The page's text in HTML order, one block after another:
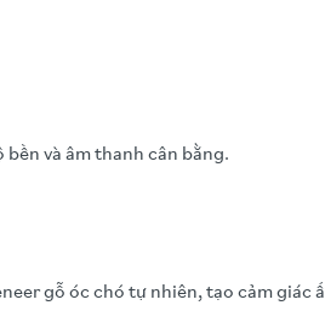
và âm thanh cân bằng.
gỗ óc chó tự nhiên, tạo cảm giác